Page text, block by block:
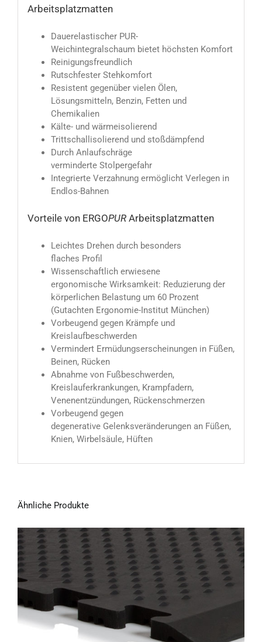
Arbeitsplatzmatten
Dauerelastischer PUR-
Weichintegralschaum bietet höchsten Komfort
Reinigungsfreundlich
Rutschfester Stehkomfort
Resistent gegenüber vielen Ölen,
Lösungsmitteln, Benzin, Fetten und
Chemikalien
Kälte- und wärmeisolierend
Trittschallisolierend und stoßdämpfend
Durch Anlaufschräge
verminderte Stolpergefahr
Integrierte Verzahnung ermöglicht Verlegen in
Endlos-Bahnen
Vorteile von ERGOPURArbeitsplatzmatten
Leichtes Drehen durch besonders
flaches Profil
Wissenschaftlich erwiesene
ergonomische Wirksamkeit: Reduzierung der
körperlichen Belastung um 60 Prozent
(Gutachten Ergonomie-Institut München)
Vorbeugend gegen Krämpfe und
Kreislaufbeschwerden
Vermindert Ermüdungserscheinungen in Füßen,
Beinen, Rücken
Abnahme von Fußbeschwerden,
Kreislauferkrankungen, Krampfadern,
Venenentzündungen, Rückenschmerzen
Vorbeugend gegen
degenerative Gelenksveränderungen an Füßen,
Knien, Wirbelsäule, Hüften
Ähnliche Produkte